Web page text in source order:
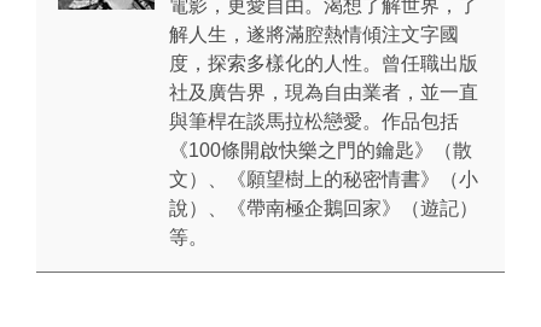
電影，更愛自由。渴想了解世界，了
解人生，遂將滿腔熱情傾注文字國
度，探索多樣化的人性。曾任職出版
社及廣告界，現為自由業者，並一直
與筆桿在談馬拉松戀愛。作品包括
《100條開啟快樂之門的鑰匙》（散
文）、《願望樹上的秘密情書》（小
說）、《帶南極企鵝回家》（遊記）
等。